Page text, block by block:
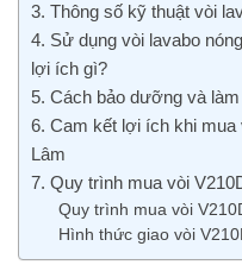
3. Thông số kỹ thuật vòi
4. Sử dụng vòi lavabo
lợi ích gì?
5. Cách bảo dưỡng và
6. Cam kết lợi ích khi mua
Lâm
7. Quy trình mua vòi
Quy trình mua vòi
Hình thức giao vòi